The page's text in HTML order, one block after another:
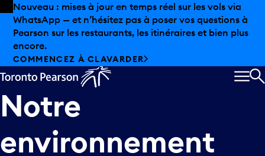
Skip to offers
Passer au contenu principal
Les aubaines estivales sont arrivées chez Pearson.
Magasinage hors taxes, offres gastronomiques et bien
plus encore.
DÉCOUVREZ L’ÉTÉ CHEZ PEARSON
Notre
environnement